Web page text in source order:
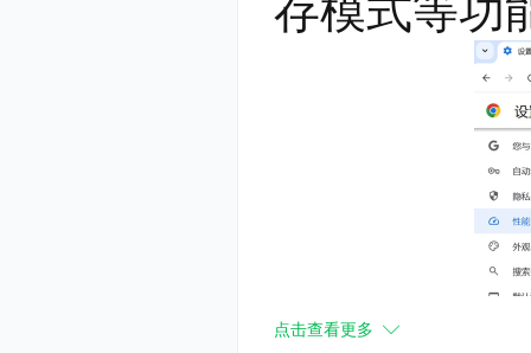
存模式等功
点击查看更多